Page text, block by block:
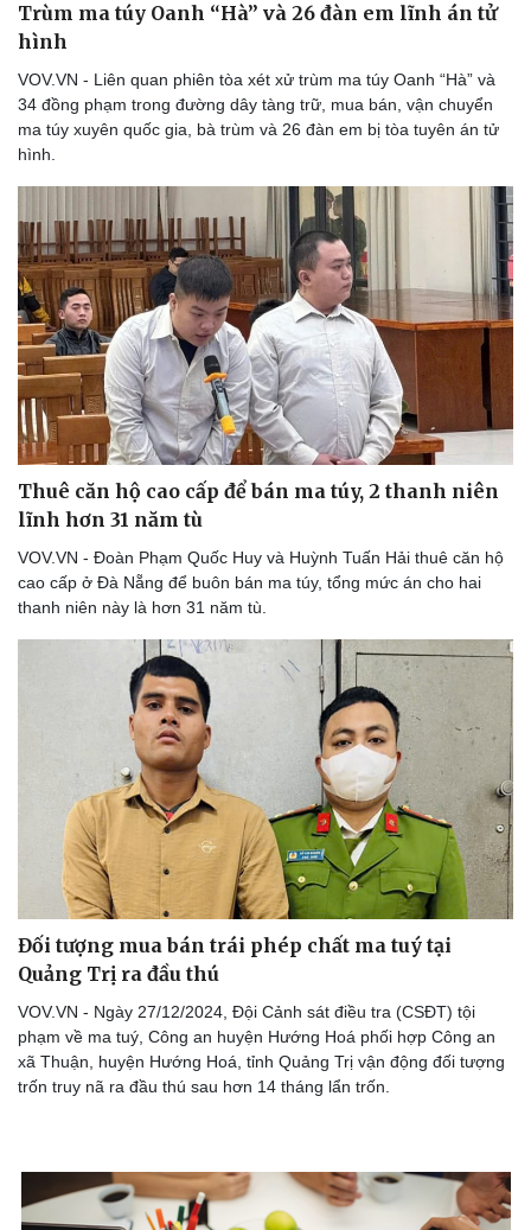
Thể thao
Bóng đá
Lịch thi đấu bóng đá
Thế giới thể thao
eSports
Ô tô - Xe máy
Ô tô
Xe máy
Tư vấn
Trùm ma túy Oanh “Hà” và 26 đàn em lĩnh án tử
hình
VOV.VN - Liên quan phiên tòa xét xử trùm ma túy Oanh “Hà” và
34 đồng phạm trong đường dây tàng trữ, mua bán, vận chuyển
ma túy xuyên quốc gia, bà trùm và 26 đàn em bị tòa tuyên án tử
hình.
Thuê căn hộ cao cấp để bán ma túy, 2 thanh niên
lĩnh hơn 31 năm tù
VOV.VN - Đoàn Phạm Quốc Huy và Huỳnh Tuấn Hải thuê căn hộ
cao cấp ở Đà Nẵng để buôn bán ma túy, tổng mức án cho hai
thanh niên này là hơn 31 năm tù.
Đối tượng mua bán trái phép chất ma tuý tại
Quảng Trị ra đầu thú
VOV.VN - Ngày 27/12/2024, Đội Cảnh sát điều tra (CSĐT) tội
phạm về ma tuý, Công an huyện Hướng Hoá phối hợp Công an
xã Thuận, huyện Hướng Hoá, tỉnh Quảng Trị vận động đối tượng
trốn truy nã ra đầu thú sau hơn 14 tháng lẩn trốn.